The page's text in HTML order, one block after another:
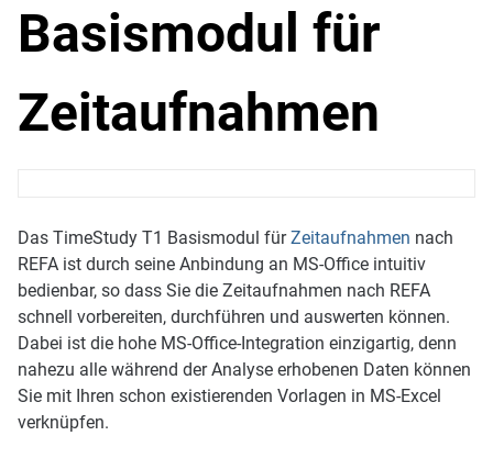
Basismodul für
Zeitaufnahmen
Das TimeStudy T1 Basismodul fürZeitaufnahmen nach
REFA ist durch seine Anbindung an MS-Office intuitiv
bedienbar, so dass Sie die Zeitaufnahmen nach REFA
schnell vorbereiten, durchführen und auswerten können.
Dabei ist die hohe MS-Office-Integration einzigartig, denn
nahezu alle während der Analyse erhobenen Daten können
Sie mit Ihren schon existierenden Vorlagen in MS-Excel
verknüpfen.